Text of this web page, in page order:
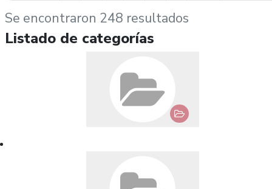
Se encontraron 248 resultados
Listado de categorías